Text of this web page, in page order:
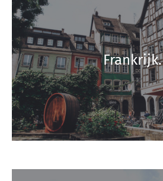
Frankrijk.